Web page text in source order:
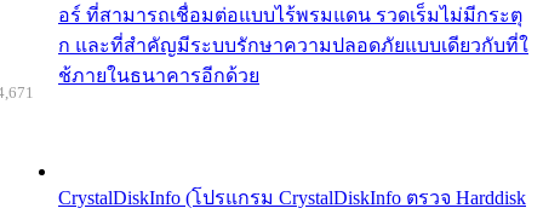
อร์ ที่สามารถเชื่อมต่อแบบไร้พรมแดน รวดเร็มไม่มีกระตุ
ก และที่สำคัญมีระบบรักษาความปลอดภัยแบบเดียวกับที่ใ
ช้ภายในธนาคารอีกด้วย
CrystalDiskInfo (โปรแกรม CrystalDiskInfo ตรวจ Harddisk